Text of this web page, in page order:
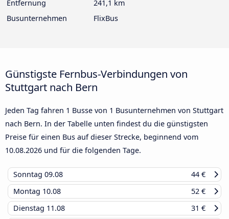
Entfernung
241,1 km
Busunternehmen
FlixBus
Günstigste Fernbus-Verbindungen von
Stuttgart nach Bern
Jeden Tag fahren 1 Busse von 1 Busunternehmen von Stuttgart
nach Bern. In der Tabelle unten findest du die günstigsten
Preise für einen Bus auf dieser Strecke, beginnend vom
10.08.2026 und für die folgenden Tage.
Sonntag 09.08
44 €
Montag 10.08
52 €
Dienstag 11.08
31 €